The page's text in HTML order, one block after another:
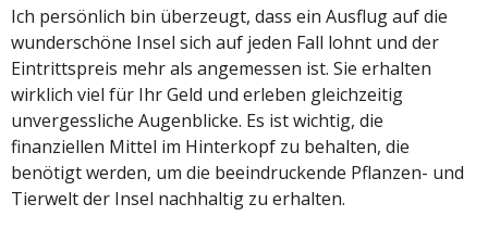
Ich persönlich bin überzeugt, dass ein Ausflug auf die
wunderschöne Insel sich auf jeden Fall lohnt und der
Eintrittspreis mehr als angemessen ist. Sie erhalten
wirklich viel für Ihr Geld und erleben gleichzeitig
unvergessliche Augenblicke. Es ist wichtig, die
finanziellen Mittel im Hinterkopf zu behalten, die
benötigt werden, um die beeindruckende Pflanzen- und
Tierwelt der Insel nachhaltig zu erhalten.